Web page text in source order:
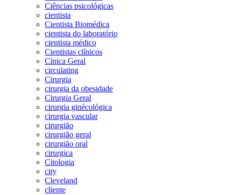
Ciências psicológicas
cientista
Cientista Biomédica
cientista do laboratório
cientista médico
Cientistas clínicos
Cínica Geral
circulating
Cirurgia
cirurgia da obesidade
Cirurgia Geral
cirurgia ginécológica
cirurgia vascular
cirurgião
cirurgião geral
cirurgião oral
cirurgica
Citologia
city
Cleveland
cliente